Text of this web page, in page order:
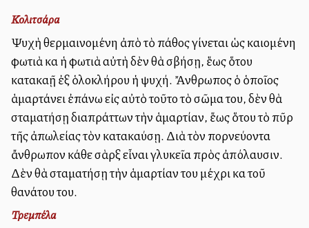
Κολιτσάρα
Ψυχὴ θερμαινομένη ἀπὸ τὸ πάθος γίνεται ὡς καιομένη
φωτιὰ καὶ ἡ φωτιὰ αὐτὴ δὲν θὰ σβήσῃ, ἕως ὅτου
κατακαῇ ἐξ ὁλοκλήρου ἡ ψυχή. Ἄνθρωπος ὁ ὁποῖος
ἁμαρτάνει ἐπάνω εἰς αὐτὸ τοῦτο τὸ σῶμα του, δὲν θὰ
σταματήσῃ διαπράττων τὴν ἁμαρτίαν, ἕως ὅτου τὸ πῦρ
τῆς ἀπωλείας τὸν κατακαύσῃ. Διὰ τὸν πορνεύοντα
ἄνθρωπον κάθε σὰρξ εἶναι γλυκεῖα πρὸς ἀπόλαυσιν.
Δὲν θὰ σταματήσῃ τὴν ἁμαρτίαν του μέχρι καὶ τοῦ
θανάτου του.
Τρεμπέλα